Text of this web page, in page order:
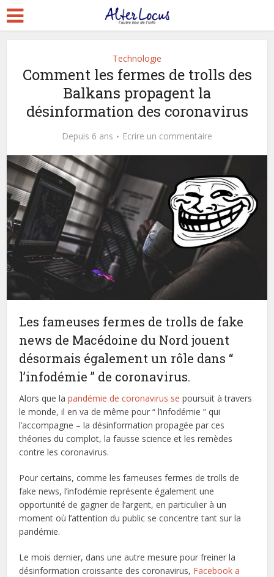
Technologie
Comment les fermes de trolls des
Balkans propagent la
désinformation des coronavirus
Depuis 6 ans Ecrire un commentaire
Les fameuses fermes de trolls de fake
news de Macédoine du Nord jouent
désormais également un rôle dans “
l’infodémie ” de coronavirus.
Alors que lapandémie de coronavirus se poursuit à travers
le monde, il en va de même pour “ l’infodémie ” qui
l’accompagne – la désinformation propagée par ces
théories du complot, la fausse science et les remèdes
contre les coronavirus.
Pour certains, comme les fameuses fermes de trolls de
fake news, l’infodémie représente également une
opportunité de gagner de l’argent, en particulier à un
moment où l’attention du public se concentre tant sur la
pandémie.
Le mois dernier, dans une autre mesure pour freiner la
désinformation croissante des coronavirus, Facebook a